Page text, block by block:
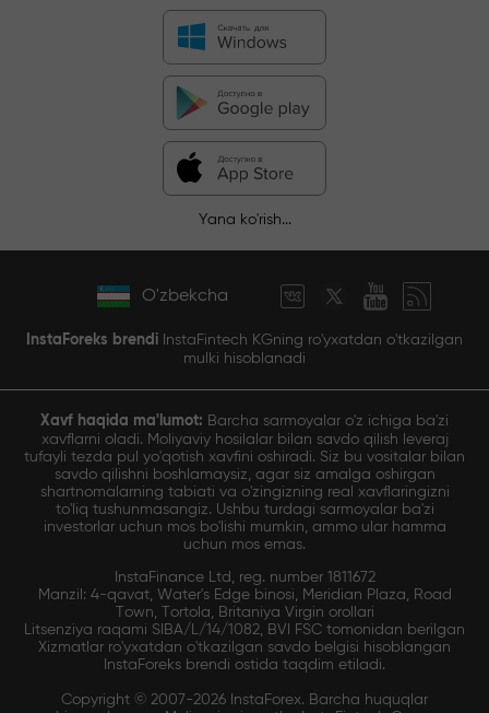
Yana ko'rish...
O'zbekcha
InstaForeks brendi InstaFintech KGning ro'yxatdan o'tkazilgan
mulki hisoblanadi
Xavf haqida ma'lumot: Barcha sarmoyalar o'z ichiga ba'zi
xavflarni oladi. Moliyaviy hosilalar bilan savdo qilish leveraj
tufayli tezda pul yo'qotish xavfini oshiradi. Siz bu vositalar bilan
savdo qilishni boshlamaysiz, agar siz amalga oshirgan
shartnomalarning tabiati va o'zingizning real xavflaringizni
to'liq tushunmasangiz. Ushbu turdagi sarmoyalar ba'zi
investorlar uchun mos bo'lishi mumkin, ammo ular hamma
uchun mos emas.
InstaFinance Ltd, reg. number 1811672
Manzil: 4-qavat, Water's Edge binosi, Meridian Plaza, Road
Town, Tortola, Britaniya Virgin orollari
Litsenziya raqami SIBA/L/14/1082, BVI FSC tomonidan berilgan
Xizmatlar ro'yxatdan o'tkazilgan savdo belgisi hisoblangan
InstaForeks brendi ostida taqdim etiladi.
Copyright © 2007-2026 InstaForex. Barcha huquqlar